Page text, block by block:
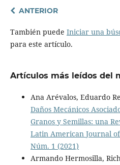
ANTERIOR
También puede Iniciar una
para este artículo.
Artículos más leídos del
Ana Arévalos, Eduardo
Daños Mecánicos
Granos y Semillas: una
Latin American Journal
Núm. 1 (2021)
Armando Hermosilla,